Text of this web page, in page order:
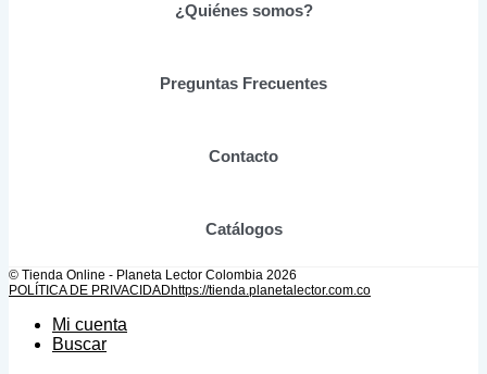
¿Quiénes somos?
Preguntas Frecuentes
Contacto
Catálogos
© Tienda Online - Planeta Lector Colombia 2026
POLÍTICA DE PRIVACIDADhttps://tienda.planetalector.com.co
Mi cuenta
Buscar